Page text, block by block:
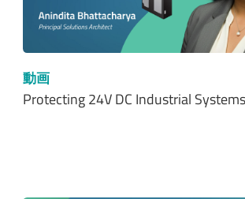
動画
Protecting 24V DC Industrial